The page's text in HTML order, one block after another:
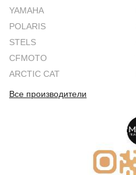
YAMAHA
POLARIS
STELS
CFMOTO
ARCTIC CAT
Все производители